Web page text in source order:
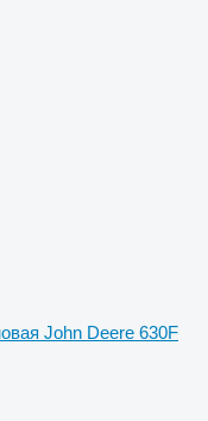
John Deere 630F